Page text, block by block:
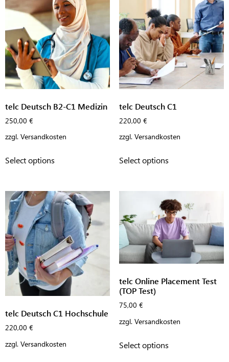
telc Deutsch B2-C1 Medizin
250,00 €
zzgl. Versandkosten
Select options
telc Deutsch C1
220,00 €
zzgl. Versandkosten
Select options
telc Deutsch C1 Hochschule
220,00 €
zzgl. Versandkosten
telc Online Placement Test
(TOP Test)
75,00 €
zzgl. Versandkosten
Select options